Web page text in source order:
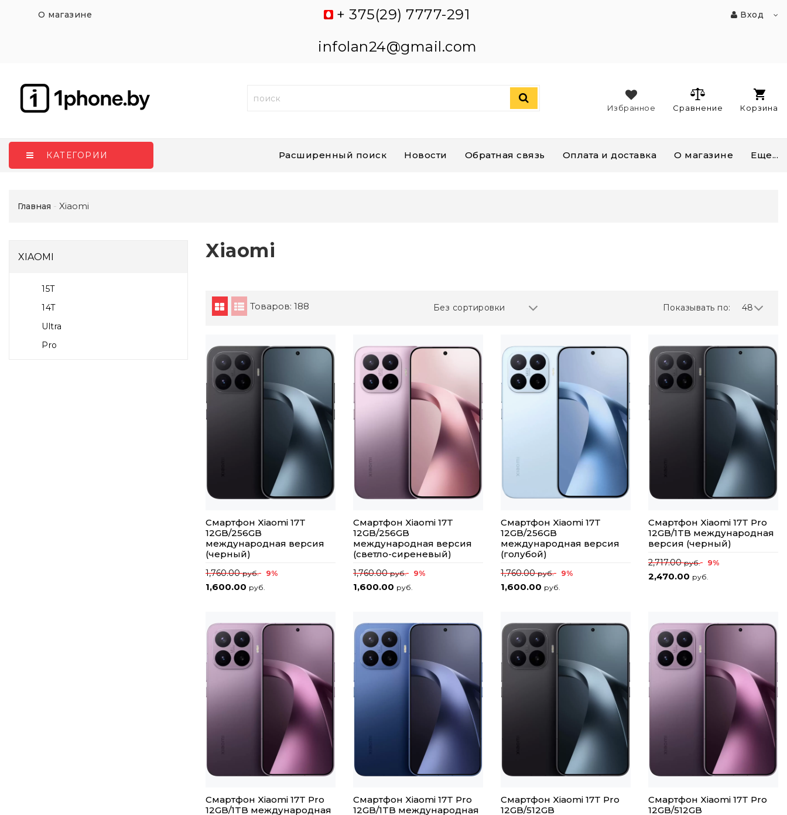
О магазине
+ 375(29) 7777-291
infolan24@gmail.com
Вход
Корзина
Сравнение
Избранное
КАТЕГОРИИ Расширенный поиск Новости Обратная связь Оплата и доставка О магазине Еще...
Главная Xiaomi
XIAOMI
15T
14T
Ultra
Pro
Xiaomi
Товаров: 188 Показывать по: 48
Без сортировки
Смартфон Xiaomi 17T
12GB/256GB
международная версия
(черный)
1,760.00руб. 9%
1,600.00 руб.
Смартфон Xiaomi 17T
12GB/256GB
международная версия
(светло-сиреневый)
1,760.00руб. 9%
1,600.00 руб.
Смартфон Xiaomi 17T
12GB/256GB
международная версия
(голубой)
1,760.00руб. 9%
1,600.00 руб.
Смартфон Xiaomi 17T Pro
12GB/1TB международная
версия (черный)
2,717.00руб. 9%
2,470.00 руб.
Смартфон Xiaomi 17T Pro
12GB/1TB международная
Смартфон Xiaomi 17T Pro
12GB/1TB международная
Смартфон Xiaomi 17T Pro
12GB/512GB
Смартфон Xiaomi 17T Pro
12GB/512GB